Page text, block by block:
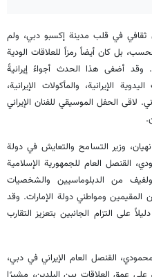
ثقافي في قلب مدينة إكسبو دبي، ولم
بل كان أيضاً رمزاً للعلاقات الودية
وقد أضفى هذا الحدث أجواءً إيرانيةً
الإيرانية، والمأكولات الإيرانية،
لاقى الحفل الموسيقي للفنان الإيراني
وزير التسامح والتعايش في دولة
القنصل العام للجمهورية الإسلامية
ولفيف من الدبلوماسيين والشخصيات
المقيمين ومواطني دولة الإمارات. وقد
على التزام الجانبين بتعزيز التقارب
القنصل العام الإيراني في دبي،